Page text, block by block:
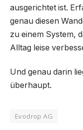
ausgerichtet ist.
genau diesen
zu einem System,
Alltag leise
Und genau darin
überhaupt.
Evodrop AG